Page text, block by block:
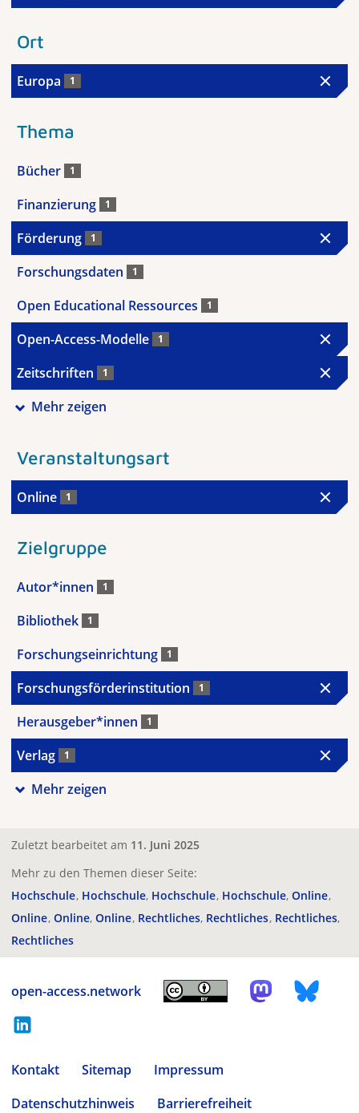
Ort
Europa 1
Thema
Bücher 1
Finanzierung 1
Förderung 1
Forschungsdaten 1
Open Educational Ressources 1
Open-Access-Modelle 1
Zeitschriften 1
Mehr zeigen
Veranstaltungsart
Online 1
Zielgruppe
Autor*innen 1
Bibliothek 1
Forschungseinrichtung 1
Forschungsförderinstitution 1
Herausgeber*innen 1
Verlag 1
Mehr zeigen
Zuletzt bearbeitet am 11. Juni 2025
Mehr zu den Themen dieser Seite:
Hochschule Hochschule Hochschule Hochschule Online
Online Online Online Rechtliches Rechtliches Rechtliches
Rechtliches
open-access.network
Kontakt Sitemap
Impressum
Datenschutzhinweis
Barrierefreiheit